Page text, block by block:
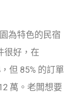
為特色的民宿
很好，在
但 85% 的訂單
萬。老闆想要